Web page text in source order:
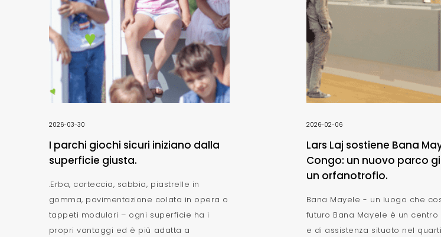
2026-03-30
I parchi giochi sicuri iniziano dalla
superficie giusta.
.Erba, corteccia, sabbia, piastrelle in
gomma, pavimentazione colata in opera o
tappeti modulari – ogni superficie ha i
propri vantaggi ed è più adatta a
2026-02-06
Lars Laj sostiene Bana
Congo: un nuovo parco
un orfanotrofio.
Bana Mayele - un luogo che
futuro Bana Mayele è un
e di assistenza situato nel